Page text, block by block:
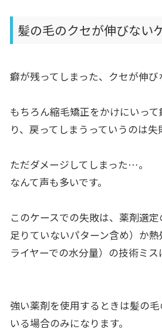
髪の毛のクセが伸びない
癖が残ってしまった、クセが伸び
もちろん縮毛矯正をかけにいっ
り、戻ってしまうっていうのは失
ただダメージしてしまった…。
なんて声も多いです。
このケースでの失敗は、薬剤選
足りていないパターン含め）か
ライヤーでの水分量）の技術ミス
強い薬剤を使用するときは髪の
いる場合のみになります。